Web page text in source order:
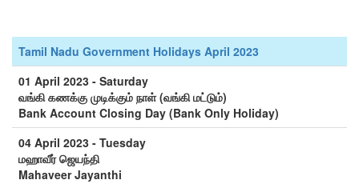
Tamil Nadu Government Holidays April 2023
01 April 2023 - Saturday
வங்கி கணக்கு முடிக்கும் நாள் (வங்கி மட்டும்)
Bank Account Closing Day (Bank Only Holiday)
04 April 2023 - Tuesday
மஹாவீர் ஜெயந்தி
Mahaveer Jayanthi